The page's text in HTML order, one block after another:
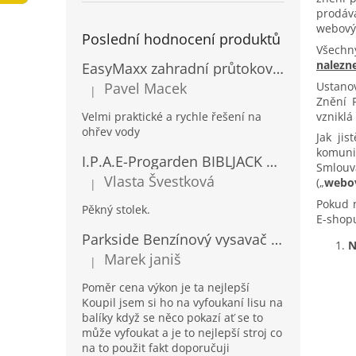
Poslední hodnocení produktů
EasyMaxx zahradní průtokový ohřívač vody 04900
Hodnocení produktu je 5 z 5 hvězdiček.
| Pavel Macek
Velmi praktické a rychle řešení na
ohřev vody
I.P.A.E-Progarden BIBLJACK Zahradní plastový stůl JACK RATAN antracitový
Hodnocení produktu je 5 z 5 hvězdiček.
| Vlasta Švestková
Pěkný stolek.
Parkside Benzínový vysavač a foukač listí PBLS 26 B2
Hodnocení produktu je 5 z 5 hvězdiček.
| Marek janiš
Poměr cena výkon je ta nejlepší
Koupil jsem si ho na vyfoukaní lisu na
balíky když se něco pokazí ať se to
může vyfoukat a je to nejlepší stroj co
na to použit fakt doporučuji
Znění
Jak
(„
Pokud
E-